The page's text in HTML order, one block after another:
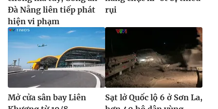
Đà Nẵng liên tiếp phát
hiện vi phạm
rụi
Mở cửa sân bay Liên
Sạt lở Quốc lộ 6 ở Sơn La,